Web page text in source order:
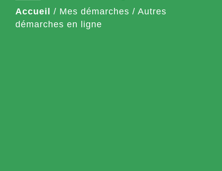
Accueil / Mes démarches / Autres
démarches en ligne